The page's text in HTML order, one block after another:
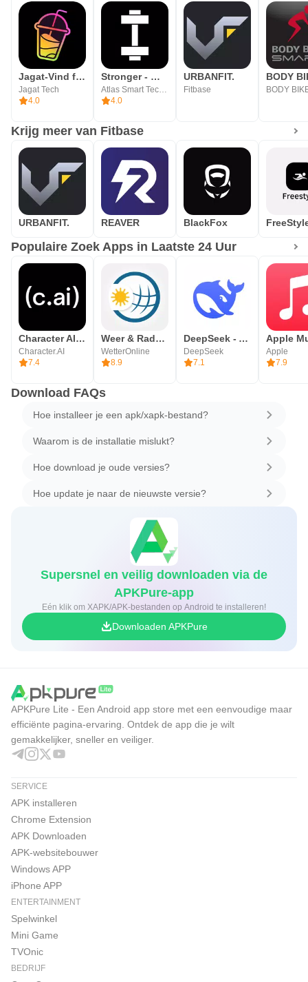
Jagat-Vind familie en vrienden
Jagat Tech
4.0
Stronger - Workout Gym Tracker
Atlas Smart Technologies
4.0
URBANFIT.
Fitbase
Krijg meer van Fitbase
URBANFIT. REAVER BlackFox
Populaire Zoek Apps in Laatste 24 Uur
Character AI: Chat, Talk, Text
Character.AI
7.4
Weer & Radar - buienradar
WetterOnline
8.9
DeepSeek - AI Assistent
DeepSeek
7.1
Apple
Apple
7.9
Download FAQs
Hoe installeer je een apk/xapk-bestand?
Waarom is de installatie mislukt?
Hoe download je oude versies?
Hoe update je naar de nieuwste versie?
Supersnel en veilig downloaden via de
APKPure-app
Eén klik om XAPK/APK-bestanden op Android te installeren!
Downloaden APKPure
APKPure Lite - Een Android app store met een eenvoudige maar
efficiënte pagina-ervaring. Ontdek de app die je wilt
gemakkelijker, sneller en veiliger.
SERVICE
APK installeren
Chrome Extension
APK Downloaden
APK-websitebouwer
Windows APP
iPhone APP
ENTERTAINMENT
Spelwinkel
Mini Game
TVOnic
BEDRIJF